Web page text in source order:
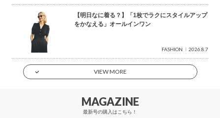
【明日なに着る？】「1枚でラクにスタイルアップ
をかなえる」オールインワン
FASHION 2026.8.7
VIEW MORE
MAGAZINE
最新号の購入はこちら！